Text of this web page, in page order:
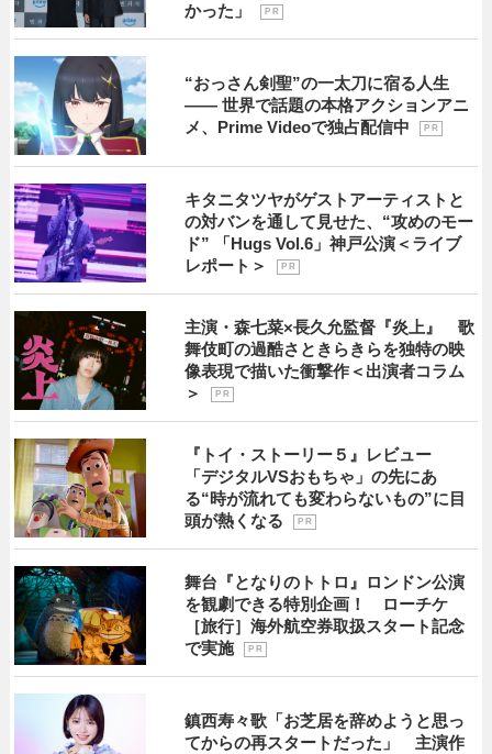
かった」
P R
“おっさん剣聖”の一太刀に宿る人生
―― 世界で話題の本格アクションアニ
メ、Prime Videoで独占配信中
P R
キタニタツヤがゲストアーティストと
の対バンを通して見せた、“攻めのモー
ド” 「Hugs Vol.6」神戸公演＜ライブ
レポート＞
P R
主演・森七菜×長久允監督『炎上』 歌
舞伎町の過酷さときらきらを独特の映
像表現で描いた衝撃作＜出演者コラム
＞
P R
『トイ・ストーリー５』レビュー
「デジタルVSおもちゃ」の先にあ
る“時が流れても変わらないもの”に目
頭が熱くなる
P R
舞台『となりのトトロ』ロンドン公演
を観劇できる特別企画！ ローチケ
［旅行］海外航空券取扱スタート記念
で実施
P R
鎮西寿々歌「お芝居を辞めようと思っ
てからの再スタートだった」 主演作